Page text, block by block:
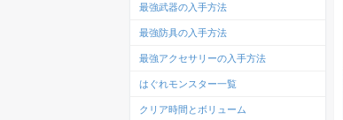
最強武器の入手方法
最強防具の入手方法
最強アクセサリーの入手方法
はぐれモンスター一覧
クリア時間とボリューム